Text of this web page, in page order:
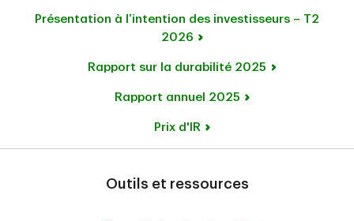
Présentation à l’intention des investisseurs – T2
2026
Rapport sur la durabilité 2025
Rapport annuel 2025
Prix d'IR
Outils et ressources